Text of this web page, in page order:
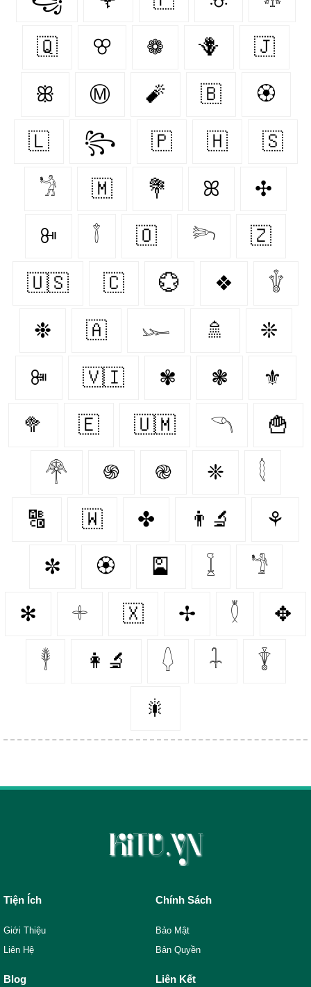
🇶‌ ꕢ ❁ 🪻 🇯‌
ꕥ Ⓜ 🧨 🇧‌ 🏵
🇱‌ ꧂ 🇵‌ 🇭‌ 🇸‌
𓁋 🇲‌ 💐 ꕤ ✣
ꔻ 𓇕 🇴‌ 𓆸 🇿‌
🇺🇸 🇨‌ 💮 ❖ 𓇚
❉ 🇦‌ 𓆱 🚿 ❊
ꔼ 🇻🇮 ✾ ❃ ⚜️
🥦 🇪‌ 🇺🇲 𓆹 🍟
𓋇 ֍ ֎ ❈ 𓇛
🔠 🇼‌ ✤ 👨‍🔬 ⚘
✼ 🏵️ 🎴 𓆼 𓁙
✻ 𓇬 🇽‌ ✢ 𓇟 ✥
𓇣 👩‍🔬 𓆭 𓇑 𓇊
🎇
Tiện Ích
Giới Thiệu
Liên Hệ
Chính Sách
Bảo Mật
Bản Quyền
Blog Liên Kết